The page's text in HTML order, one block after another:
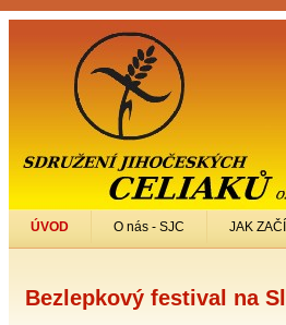
ÚVOD O nás - SJC JAK
Bezlepkový festival na